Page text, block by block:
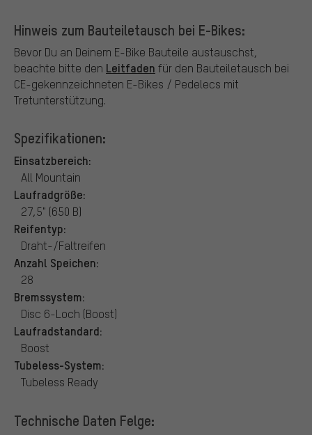
Hinweis zum Bauteiletausch bei E-Bikes:
Bevor Du an Deinem E-Bike Bauteile austauschst,
beachte bitte den Leitfaden für den Bauteiletausch bei
CE-gekennzeichneten E-Bikes / Pedelecs mit
Tretunterstützung.
Spezifikationen:
Einsatzbereich:
All Mountain
Laufradgröße:
27,5" (650 B)
Reifentyp:
Draht-/Faltreifen
Anzahl Speichen:
28
Bremssystem:
Disc 6-Loch (Boost)
Laufradstandard:
Boost
Tubeless-System:
Tubeless Ready
Technische Daten Felge: